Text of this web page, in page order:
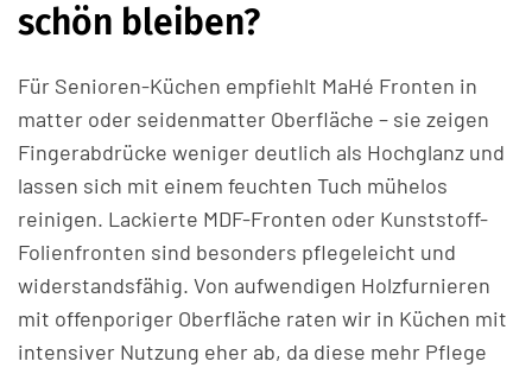
schön bleiben?
Für Senioren-Küchen empfiehlt MaHé Fronten in
matter oder seidenmatter Oberfläche – sie zeigen
Fingerabdrücke weniger deutlich als Hochglanz und
lassen sich mit einem feuchten Tuch mühelos
reinigen. Lackierte MDF-Fronten oder Kunststoff-
Folienfronten sind besonders pflegeleicht und
widerstandsfähig. Von aufwendigen Holzfurnieren
mit offenporiger Oberfläche raten wir in Küchen mit
intensiver Nutzung eher ab, da diese mehr Pflege